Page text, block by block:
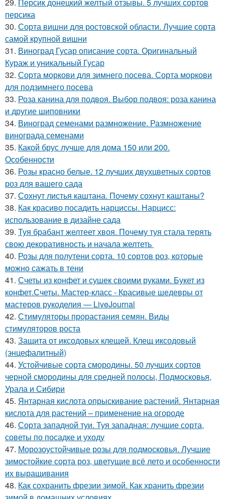
персика
30. Сорта вишни для ростовской области. Лучшие сорта
самой крупной вишни
31. Виноград Гусар описание сорта. Оригинальный
Кураж и уникальный Гусар
32. Сорта моркови для зимнего посева. Сорта моркови
для подзимнего посева
33. Роза канина для подвоя. Выбор подвоя: роза канина
и другие шиповники
34. Виноград семенами размножение. Размножение
винограда семенами
35. Какой брус лучше для дома 150 или 200.
Особенности
36. Розы красно белые. 12 лучших двухцветных сортов
роз для вашего сада
37. Сохнут листья каштана. Почему сохнут каштаны?
38. Как красиво посадить нарциссы. Нарцисс:
использование в дизайне сада
39. Туя брабант желтеет хвоя. Почему туя стала терять
свою декоративность и начала желтеть
40. Розы для полутени сорта. 10 сортов роз, которые
можно сажать в тени
41. Счеты из конфет и сушек своими руками. Букет из
конфет.Счеты. Мастер-класс - Красивые шедевры от
мастеров рукоделия — LiveJournal
42. Стимуляторы прорастания семян. Виды
стимуляторов роста
43. Защита от иксодовых клещей. Клещ иксодовый
(энцефалитный)
44. Устойчивые сорта смородины. 50 лучших сортов
черной смородины для средней полосы, Подмосковья,
Урала и Сибири
45. Янтарная кислота опрыскивание растений. Янтарная
кислота для растений – применение на огороде
46. Сорта западной туи. Туя западная: лучшие сорта,
советы по посадке и уходу
47. Морозоустойчивые розы для подмосковья. Лучшие
зимостойкие сорта роз, цветущие всё лето и особенности
их выращивания
48. Как сохранить фрезии зимой. Как хранить фрезии